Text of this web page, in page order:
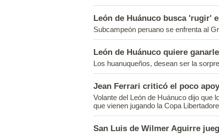
León de Huánuco busca 'rugir'
Subcampeón peruano se enfrenta al
León de Huánuco quiere
Los huanuqueños, desean ser la
Jean Ferrari criticó el poco
Volante del León de Huánuco dijo que
que vienen jugando la Copa
San Luis de Wilmer Aguirre